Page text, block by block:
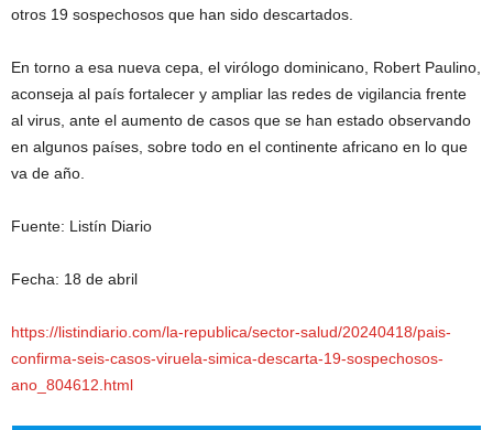
otros 19 sospechosos que han sido descartados.
En torno a esa nueva cepa, el virólogo dominicano, Robert Paulino,
aconseja al país fortalecer y ampliar las redes de vigilancia frente
al virus, ante el aumento de casos que se han estado observando
en algunos países, sobre todo en el continente africano en lo que
va de año.
Fuente: Listín Diario
Fecha: 18 de abril
https://listindiario.com/la-republica/sector-salud/20240418/pais-
confirma-seis-casos-viruela-simica-descarta-19-sospechosos-
ano_804612.html